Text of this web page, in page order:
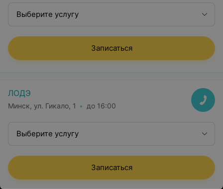
Выберите услугу
Записаться
ЛОДЭ
Минск, ул. Гикало, 1 до 16:00
Выберите услугу
Записаться